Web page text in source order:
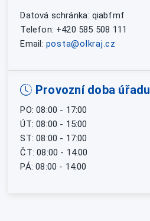
Datová schránka: qiabfmf
Telefon: +420 585 508 111
Email: posta@olkraj.cz
Provozní doba úřadu
PO: 08:00 - 17:00
ÚT: 08:00 - 15:00
ST: 08:00 - 17:00
ČT: 08:00 - 14:00
PÁ: 08:00 - 14:00